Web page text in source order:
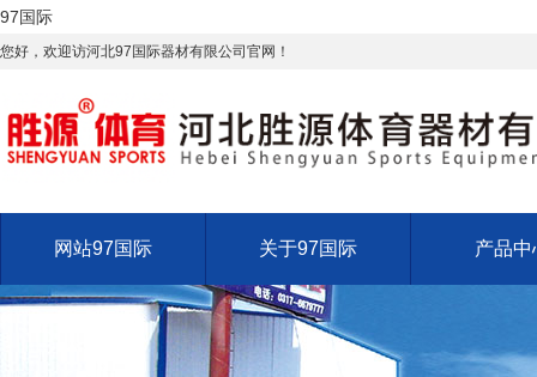
97国际
您好，欢迎访河北97国际器材有限公司官网！
网站97国际 关于97国际 产品中